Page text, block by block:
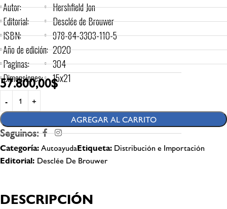
Autor:
Editorial:
ISBN:
Año de edición:
Paginas:
Dimensiones:
Hershfield Jon
Desclée de Brouwer
978-84-3303-110-5
2020
304
15x21
57.800,00$
AGREGAR AL CARRITO
Seguinos:
Categoría:AutoayudaEtiqueta: Distribución e Importación
Editorial: Desclée De Brouwer
DESCRIPCIÓN